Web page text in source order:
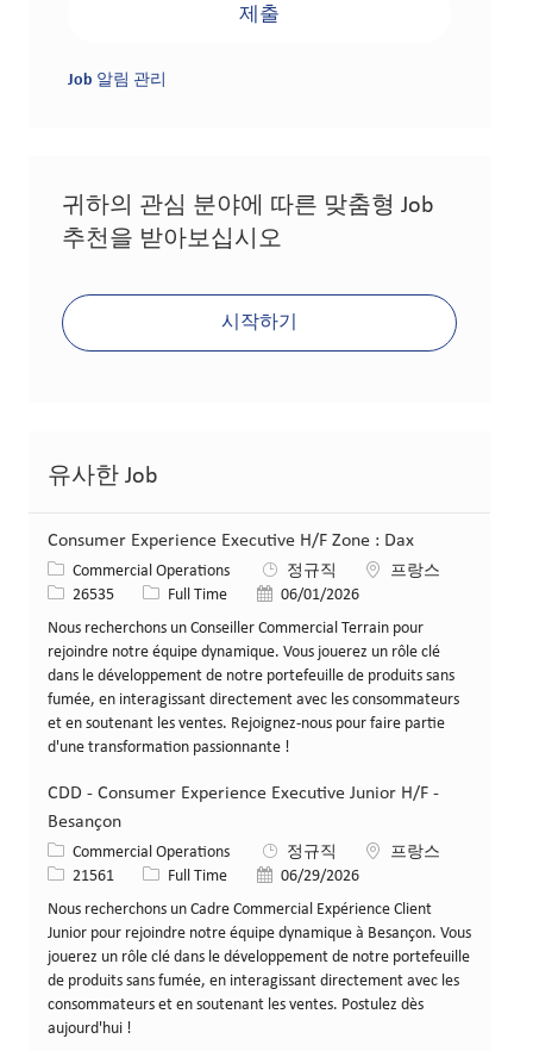
제출
Job 알림 관리
귀하의 관심 분야에 따른 맞춤형 Job
추천을 받아보십시오
시작하기
유사한 Job
Consumer Experience Executive H/F Zone : Dax
카테고리
Commercial Operations 정규직 위치프랑스
Job ID26535 Job 유형Full Time 게시일06/01/2026
Nous recherchons un Conseiller Commercial Terrain pour
rejoindre notre équipe dynamique. Vous jouerez un rôle clé
dans le développement de notre portefeuille de produits sans
fumée, en interagissant directement avec les consommateurs
et en soutenant les ventes. Rejoignez-nous pour faire partie
d'une transformation passionnante !
CDD - Consumer Experience Executive Junior H/F -
Besançon
카테고리
Commercial Operations 정규직 위치프랑스
Job ID21561 Job 유형Full Time 게시일06/29/2026
Nous recherchons un Cadre Commercial Expérience Client
Junior pour rejoindre notre équipe dynamique à Besançon. Vous
jouerez un rôle clé dans le développement de notre portefeuille
de produits sans fumée, en interagissant directement avec les
consommateurs et en soutenant les ventes. Postulez dès
aujourd'hui !